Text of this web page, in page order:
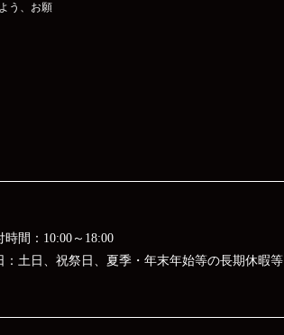
う、お願
時間：10:00～18:00
：土日、祝祭日、夏季・年末年始等の長期休暇等